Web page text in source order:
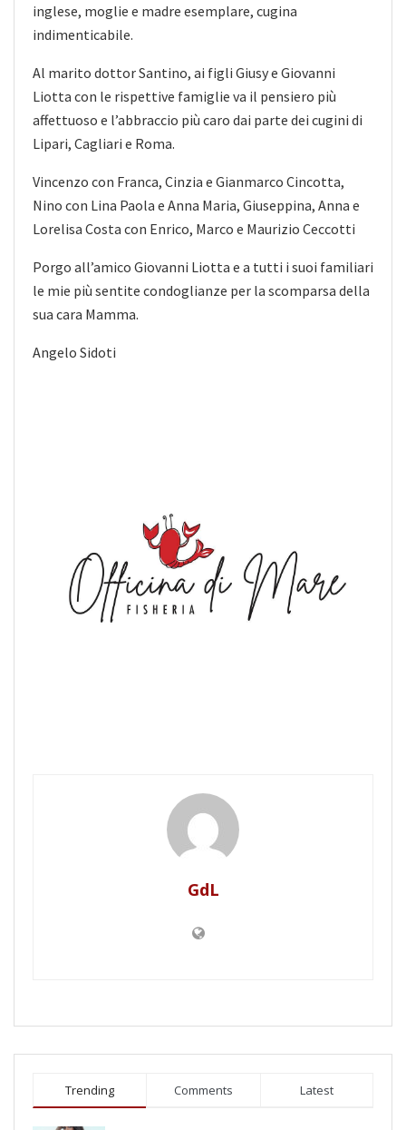
inglese, moglie e madre esemplare, cugina
indimenticabile.
Al marito dottor Santino, ai figli Giusy e Giovanni
Liotta con le rispettive famiglie va il pensiero più
affettuoso e l’abbraccio più caro dai parte dei cugini di
Lipari, Cagliari e Roma.
Vincenzo con Franca, Cinzia e Gianmarco Cincotta,
Nino con Lina Paola e Anna Maria, Giuseppina, Anna e
Lorelisa Costa con Enrico, Marco e Maurizio Ceccotti
Porgo all’amico Giovanni Liotta e a tutti i suoi familiari
le mie più sentite condoglianze per la scomparsa della
sua cara Mamma.
Angelo Sidoti
GdL
Trending Comments Latest